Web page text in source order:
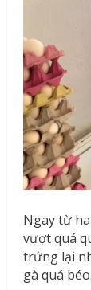
Ngay từ
vượt quá
trứng lại
gà quá béo.